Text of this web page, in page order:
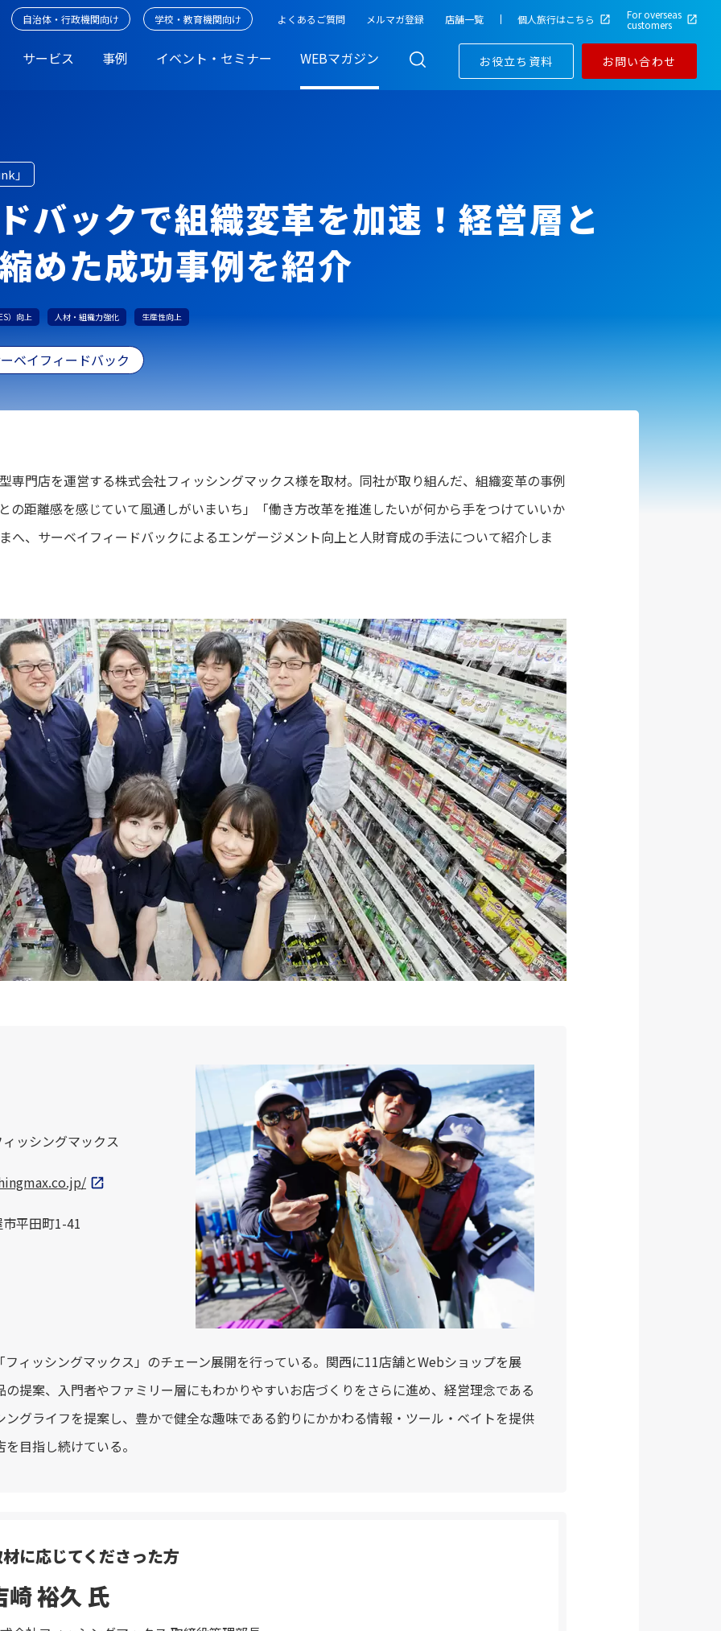
自治体・行政機関向け 学校・教育機関向け よくあるご質問 メルマガ登録 店舗一覧 個人旅行はこちら For overseas
customers
サービス 事例 イベント・セミナー WEBマガジン お役立ち資料 お問い合わせ
」
バックで組織変革を加速！経営層と
めた成功事例を紹介
）向上 人材・組織力強化 生産性向上
ベイフィードバック
専門店を運営する株式会社フィッシングマックス様を取材。同社が取り組んだ、組織変革の事例
の距離感を感じていて風通しがいまいち」「働き方改革を推進したいが何から手をつけていいか
へ、サーベイフィードバックによるエンゲージメント向上と人財育成の手法について紹介しま
ッシングマックス
平田町1-41
ィッシングマックス」のチェーン展開を行っている。関西に11店舗とWebショップを展
提案、入門者やファミリー層にもわかりやすいお店づくりをさらに進め、経営理念である
グライフを提案し、豊かで健全な趣味である釣りにかかわる情報・ツール・ベイトを提供
目指し続けている。
に応じてくださった方
崎 裕久 氏